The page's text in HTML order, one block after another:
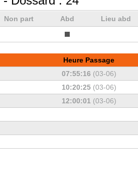
Non part Abd Lieu abd
Heure Passage
07:55:16 (03-06)
10:20:25(03-06)
12:00:01 (03-06)